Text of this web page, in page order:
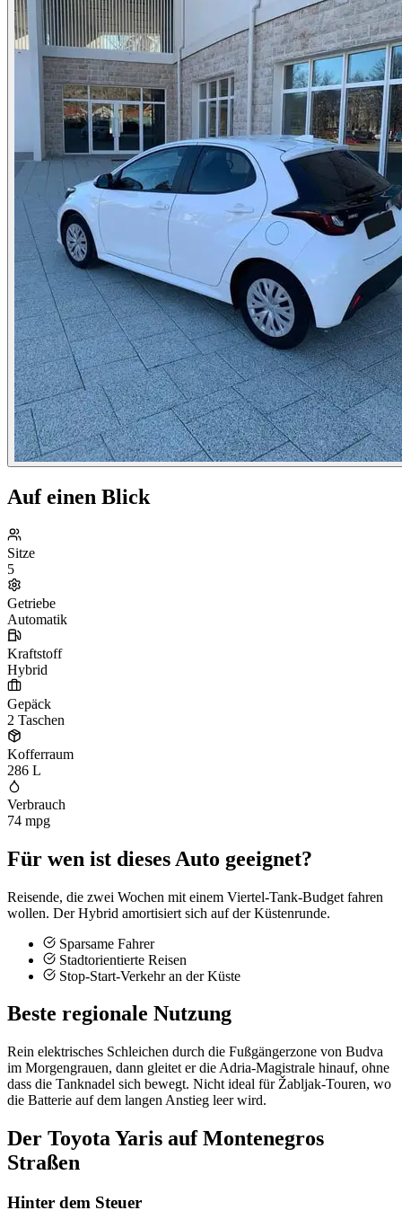
Auf einen Blick
Sitze
5
Getriebe
Automatik
Kraftstoff
Hybrid
Gepäck
2 Taschen
Kofferraum
286 L
Verbrauch
74 mpg
Für wen ist dieses Auto geeignet?
Reisende, die zwei Wochen mit einem Viertel-Tank-Budget fahren
wollen. Der Hybrid amortisiert sich auf der Küstenrunde.
Sparsame Fahrer
Stadtorientierte Reisen
Stop-Start-Verkehr an der Küste
Beste regionale Nutzung
Rein elektrisches Schleichen durch die Fußgängerzone von Budva
im Morgengrauen, dann gleitet er die Adria-Magistrale hinauf, ohne
dass die Tanknadel sich bewegt. Nicht ideal für Žabljak-Touren, wo
die Batterie auf dem langen Anstieg leer wird.
Der Toyota Yaris auf Montenegros
Straßen
Hinter dem Steuer